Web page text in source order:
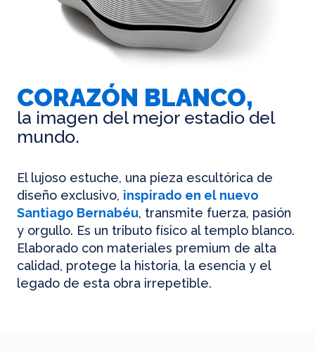
CORAZÓN BLANCO,
la imagen del mejor estadio del
mundo.
El lujoso estuche, una pieza escultórica de
diseño exclusivo, inspirado en el nuevo
Santiago Bernabéu, transmite fuerza, pasión
y orgullo. Es un tributo físico al templo blanco.
Elaborado con materiales premium de alta
calidad, protege la historia, la esencia y el
legado de esta obra irrepetible.